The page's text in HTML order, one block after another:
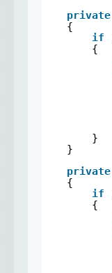
private
{
if
{
}
}
private
{
if
{